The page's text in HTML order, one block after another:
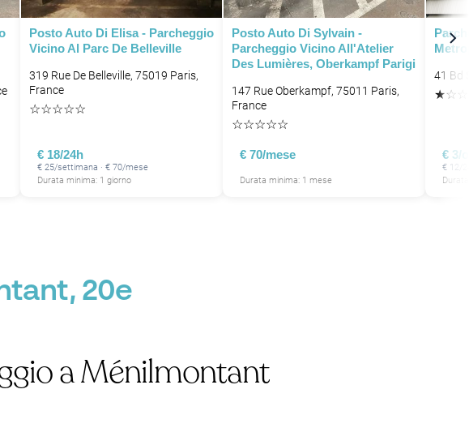
Posto Auto Di Elisa - Parcheggio
Vicino Al Parc De Belleville
319 Rue De Belleville, 75019 Paris,
France
☆☆☆☆☆
€ 18/24h
€ 25/settimana · € 70/mese
Durata minima: 1 giorno
Posto Auto Di Sylvain -
Parcheggio Vicino All'Atelier
Des Lumières, Oberkampf Parigi
147 Rue Oberkampf, 75011 Paris,
France
☆☆☆☆☆
€ 70/mese
Durata minima: 1 mese
41 Bd
★☆
€ 3/
€ 12/
20e
a Ménilmontant